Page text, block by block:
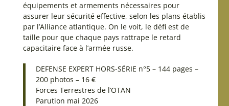
équipements et armements nécessaires pour
assurer leur sécurité effective, selon les plans établis
par l’Alliance atlantique. On le voit, le défi est de
taille pour que chaque pays rattrape le retard
capacitaire face à l’armée russe.
DEFENSE EXPERT HORS-SÉRIE n°5 – 144 pages –
200 photos – 16 €
Forces Terrestres de l’OTAN
Parution mai 2026